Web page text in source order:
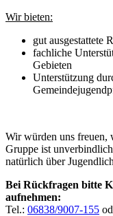
Wir bieten:
gut ausgestattete
fachliche
Gebieten
Unterstützung
Wir würden uns freuen,
Gruppe ist
natürlich über
Bei Rückfragen bitte
aufnehmen:
Tel.: 06838/9007-155